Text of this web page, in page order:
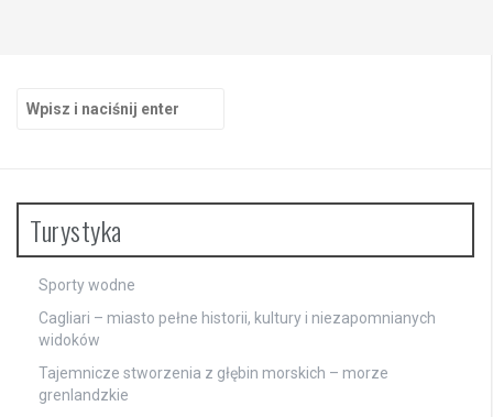
Turystyka
Sporty wodne
Cagliari – miasto pełne historii, kultury i niezapomnianych
widoków
Tajemnicze stworzenia z głębin morskich – morze
grenlandzkie